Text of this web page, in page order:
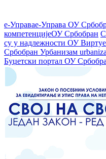
е-Управае-Управа ОУ
компетенцијеОУ Србобран
су у надлежности ОУ
Србобран Урбанизам
Буџетски портал ОУ